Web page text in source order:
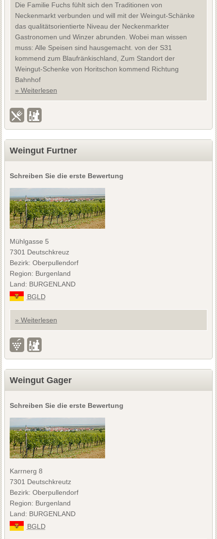
Die Familie Fuchs fühlt sich den Traditionen von
Neckenmarkt verbunden und will mit der Weingut-Schänke
das qualitätsorientierte Niveau der Neckenmarkter
Gastronomen und Winzer abrunden. Wobei man wissen
muss: Alle Speisen sind hausgemacht. von der S31
kommend zum Blaufränkischland, Zum Standort der
Weingut-Schenke von Horitschon kommend Richtung
Bahnhof
» Weiterlesen
Weingut Furtner
Schreiben Sie die erste Bewertung
Mühlgasse 5
7301 Deutschkreuz
Bezirk: Oberpullendorf
Region: Burgenland
Land: BURGENLAND
BGLD
» Weiterlesen
Weingut Gager
Schreiben Sie die erste Bewertung
Karrnerg 8
7301 Deutschkreutz
Bezirk: Oberpullendorf
Region: Burgenland
Land: BURGENLAND
BGLD